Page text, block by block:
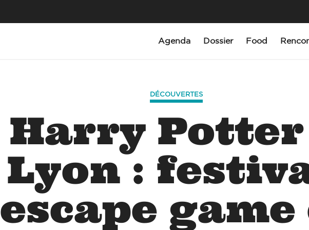
Agenda Dossier Food
DÉCOUVERTES
Harry Potter
Lyon :
escape game